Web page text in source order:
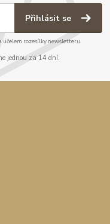
Přihlásit se
účelem rozesílky newsletteru.
jednou za 14 dní.